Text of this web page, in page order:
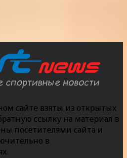
сайте взяты из открытых
ссылку на материал в
посетителями сайта и
в